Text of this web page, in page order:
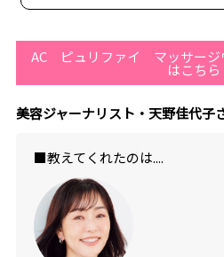
AC ピュリファイ マッサージ
はこちら
美容ジャーナリスト・天野佳代子
■教えてくれたのは....